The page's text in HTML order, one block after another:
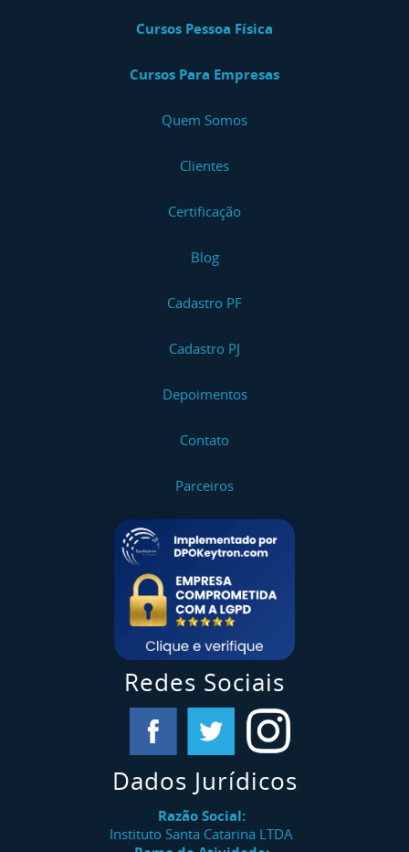
Cursos Pessoa Física
Cursos Para Empresas
Quem Somos
Clientes
Certificação
Blog
Cadastro PF
Cadastro PJ
Depoimentos
Contato
Parceiros
Redes Sociais
Dados Jurídicos
Razão Social:
Instituto Santa Catarina LTDA